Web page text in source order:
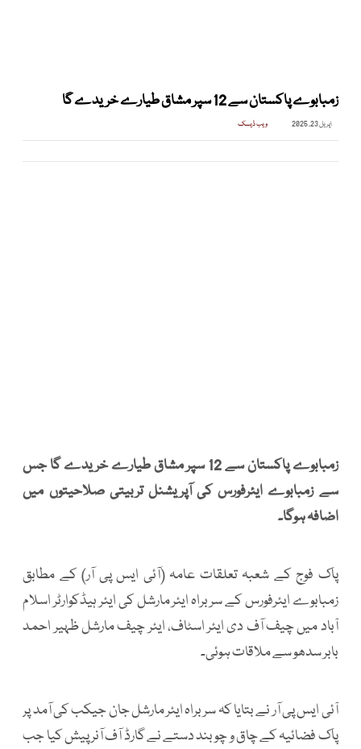
زمبابوے پاکستان سے 12 سپر مشاق طیارے خریدے گا
اپریل 23, 2025 ویب ڈیسک
زمبابوے پاکستان سے 12 سپر مشاق طیارے خریدے گا جس
سے زمبابوے ایئرفورس کی آپریشنل تربیتی صلاحیتوں میں
اضافہ ہوگا۔
پاک فوج کے شعبہ تعلقات عامہ (آئی ایس پی آر) کے مطابق
زمبابوے ایئرفورس کے سربراہ ایئر مارشل کی ایئر ہیڈکوارٹر اسلام
آباد میں چیف آف دی ایئر اسٹاف، ایئر چیف مارشل ظہیر احمد
بابر سدھو سے ملاقات ہوئی۔
آئی ایس پی آر نے بتایا کہ سربراہ ایئر مارشل جان جیکب کی آمد پر
پاک فضائیہ کے چاق و چوبند دستے نے گارڈ آف آنر پیش کیا جب